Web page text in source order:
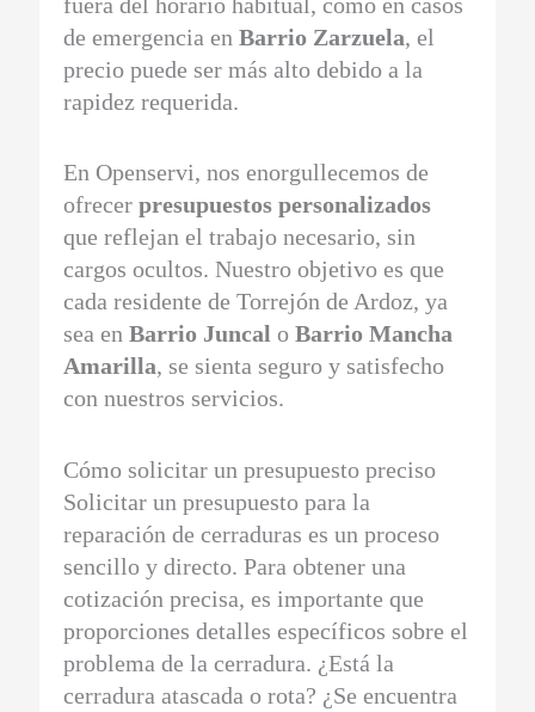
de emergencia enBarrio Zarzuela, el
precio puede ser más alto debido a la
rapidez requerida.
En Openservi, nos enorgullecemos de
ofrecerpresupuestos personalizados
que reflejan el trabajo necesario, sin
cargos ocultos. Nuestro objetivo es que
cada residente de Torrejón de Ardoz, ya
sea enBarrio Juncal oBarrio Mancha
Amarilla, se sienta seguro y satisfecho
con nuestros servicios.
Cómo solicitar un presupuesto preciso
Solicitar un presupuesto para la
reparación de cerraduras es un proceso
sencillo y directo. Para obtener una
cotización precisa, es importante que
proporciones detalles específicos sobre el
problema de la cerradura. ¿Está la
cerradura atascada o rota? ¿Se encuentra